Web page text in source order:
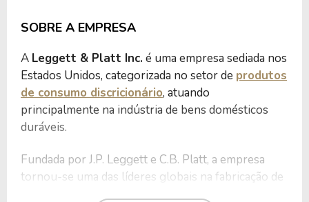
SOBRE A EMPRESA
A Leggett & Platt Inc.é uma empresa sediada nos
Estados Unidos, categorizada no setor de produtos
de consumo discricionário, atuando
principalmente na indústria de bens domésticos
duráveis.
Fundada por J.P. Leggett e C.B. Platt, a empresa
tornou-se uma das líderes globais na fabricação de